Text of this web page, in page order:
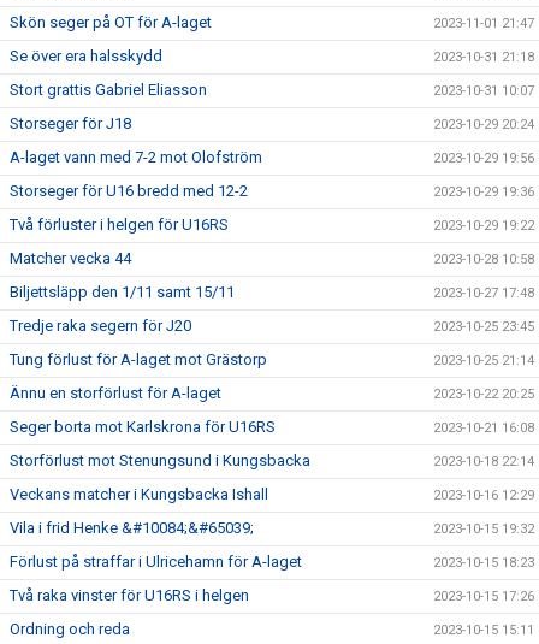
Skön seger på OT för A-laget 2023-11-01 21:47
Se över era halsskydd 2023-10-31 21:18
Stort grattis Gabriel Eliasson 2023-10-31 10:07
Storseger för J18 2023-10-29 20:24
A-laget vann med 7-2 mot Olofström 2023-10-29 19:56
Storseger för U16 bredd med 12-2 2023-10-29 19:36
Två förluster i helgen för U16RS 2023-10-29 19:22
Matcher vecka 44 2023-10-28 10:58
Biljettsläpp den 1/11 samt 15/11 2023-10-27 17:48
Tredje raka segern för J20 2023-10-25 23:45
Tung förlust för A-laget mot Grästorp 2023-10-25 21:14
Ännu en storförlust för A-laget 2023-10-22 20:25
Seger borta mot Karlskrona för U16RS 2023-10-21 16:08
Storförlust mot Stenungsund i Kungsbacka 2023-10-18 22:14
Veckans matcher i Kungsbacka Ishall 2023-10-16 12:29
Vila i frid Henke &#10084;&#65039; 2023-10-15 19:32
Förlust på straffar i Ulricehamn för A-laget 2023-10-15 18:23
Två raka vinster för U16RS i helgen 2023-10-15 17:26
Ordning och reda 2023-10-15 15:11